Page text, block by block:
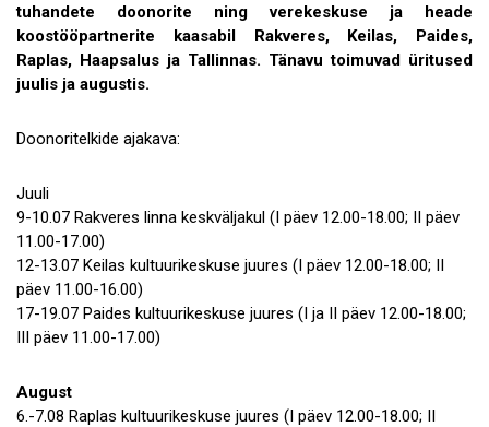
Tule tööle!
Tule ekskursioonile!
tuhandete doonorite ning verekeskuse ja heade
koostööpartnerite kaasabil Rakveres, Keilas, Paides,
Raplas, Haapsalus ja Tallinnas. Tänavu toimuvad üritused
juulis ja augustis.
Doonoritelkide ajakava:
Juuli
9-10.07 Rakveres linna keskväljakul (I päev 12.00-18.00; II päev
11.00-17.00)
12-13.07 Keilas kultuurikeskuse juures (I päev 12.00-18.00; II
päev 11.00-16.00)
17-19.07 Paides kultuurikeskuse juures (I ja II päev 12.00-18.00;
III päev 11.00-17.00)
August
6.-7.08 Raplas kultuurikeskuse juures (I päev 12.00-18.00; II